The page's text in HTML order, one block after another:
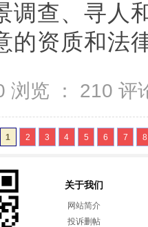
调查、寻人
的资质和法
览 ： 210 评
1 2 3 4 5 6 7 8
关于我们
网站简介
投诉删帖